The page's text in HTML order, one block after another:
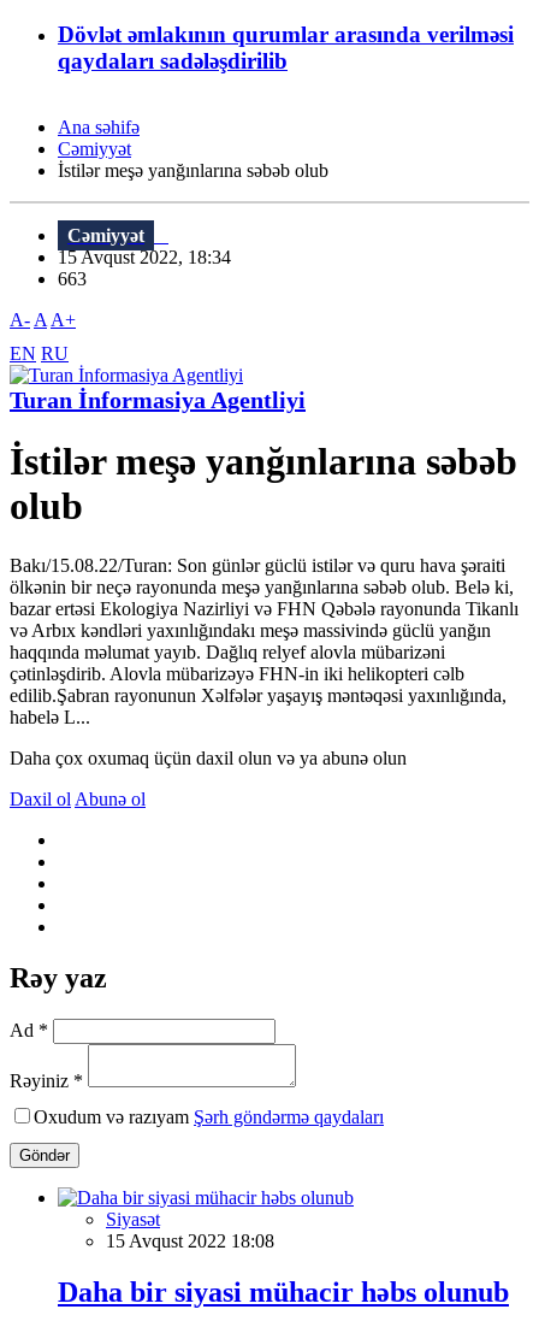
Dövlət əmlakının qurumlar arasında verilməsi
qaydaları sadələşdirilib
Ana səhifə
Cəmiyyət
İstilər meşə yanğınlarına səbəb olub
Cəmiyyət
15 Avqust 2022, 18:34
663
A- A A+
EN RU
Turan İnformasiya Agentliyi
İstilər meşə yanğınlarına səbəb
olub
Bakı/15.08.22/Turan: Son günlər güclü istilər və quru hava şəraiti
ölkənin bir neçə rayonunda meşə yanğınlarına səbəb olub. Belə ki,
bazar ertəsi Ekologiya Nazirliyi və FHN Qəbələ rayonunda Tikanlı
və Arbıx kəndləri yaxınlığındakı meşə massivində güclü yanğın
haqqında məlumat yayıb. Dağlıq relyef alovla mübarizəni
çətinləşdirib. Alovla mübarizəyə FHN-in iki helikopteri cəlb
edilib.Şabran rayonunun Xəlfələr yaşayış məntəqəsi yaxınlığında,
habelə L...
Daha çox oxumaq üçün daxil olun və ya abunə olun
Daxil ol Abunə ol
Rəy yaz
Ad *
Rəyiniz *
Oxudum və razıyam Şərh göndərmə qaydaları
Göndər
Siyasət
15 Avqust 2022 18:08
Daha bir siyasi mühacir həbs olunub